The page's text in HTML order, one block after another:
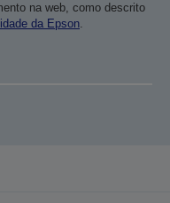
na web, como descrito
da Epson.